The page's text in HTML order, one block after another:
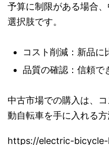
予算に制限がある場合
選択肢です。
コスト削減：新品に
品質の確認：信頼で
中古市場での購入は、
動自転車を手に入れる方
https://electric-